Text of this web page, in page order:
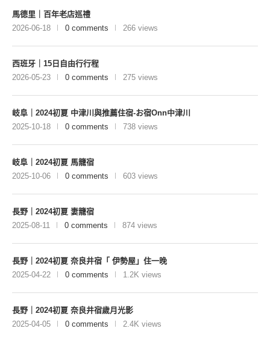
馬德里｜百年老店巡禮
2026-06-18
0 comments 266 views
西班牙｜15日自由行行程
2026-05-23
0 comments 275 views
岐阜｜2024初夏 中津川與推薦住宿-お宿Onn中津川
2025-10-18
0 comments 738 views
岐阜｜2024初夏 馬籠宿
2025-10-06
0 comments 603 views
長野｜2024初夏 妻籠宿
2025-08-11
0 comments 874 views
長野｜2024初夏 奈良井宿「 伊勢屋」住一晚
2025-04-22
0 comments 1.2K views
長野｜2024初夏 奈良井宿歲月光影
2025-04-05
0 comments 2.4K views